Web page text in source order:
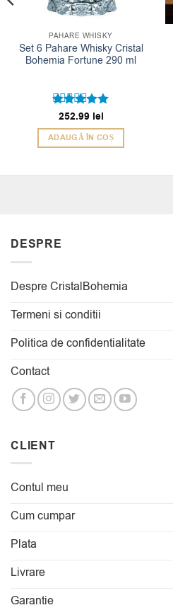
PAHARE WHISKY
Set 6 Pahare Whisky Cristal
Bohemia Fortune 290 ml
Evaluat la
5din 5
252.99 lei
ADAUGĂ ÎN COȘ
DESPRE
Despre CristalBohemia
Termeni si conditii
Politica de confidentialitate
Contact
CLIENT
Contul meu
Cum cumpar
Plata
Livrare
Garantie